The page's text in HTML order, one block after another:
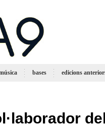
bases edicions